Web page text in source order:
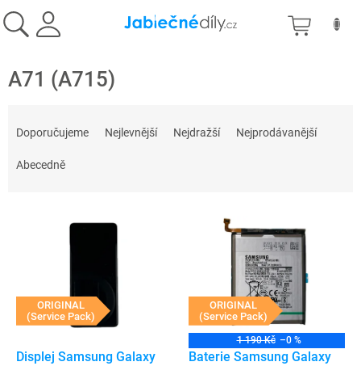
na
obsah
A71 (A715)
Doporučujeme Nejlevnější Nejdražší Nejprodávanější
Abecedně
ORIGINAL
(Service Pack)
Displej Samsung Galaxy
ORIGINAL
(Service Pack)
1 190 Kč –0 %
Baterie Samsung Galaxy